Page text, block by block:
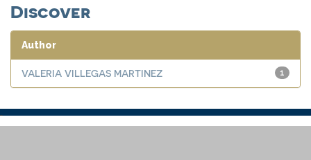
Discover
Author
1
VALERIA VILLEGAS MARTINEZ